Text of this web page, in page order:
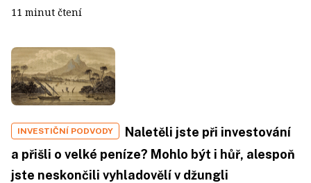
11 minut čtení
INVESTIČNÍ PODVODY
Naletěli jste při investování
a přišli o velké peníze? Mohlo být i hůř, alespoň
jste neskončili vyhladovělí v džungli